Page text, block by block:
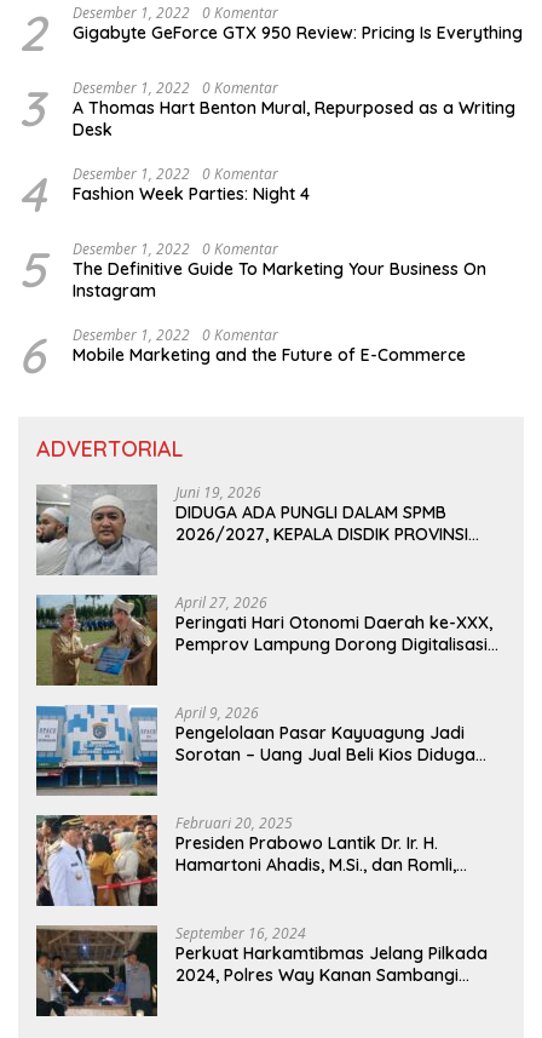
2 Desember 1, 2022 0 Komentar
Gigabyte GeForce GTX 950 Review: Pricing Is Everything
3 Desember 1, 2022 0 Komentar
A Thomas Hart Benton Mural, Repurposed as a Writing
Desk
4 Desember 1, 2022 0 Komentar
Fashion Week Parties: Night 4
5 Desember 1, 2022 0 Komentar
The Definitive Guide To Marketing Your Business On
Instagram
6 Desember 1, 2022 0 Komentar
Mobile Marketing and the Future of E-Commerce
ADVERTORIAL
Juni 19, 2026
DIDUGA ADA PUNGLI DALAM SPMB
2026/2027, KEPALA DISDIK PROVINSI
April 27, 2026
Peringati Hari Otonomi Daerah ke-XXX,
Pemprov Lampung Dorong Digitalisasi
April 9, 2026
Pengelolaan Pasar Kayuagung Jadi
Sorotan – Uang Jual Beli Kios Diduga
Februari 20, 2025
Presiden Prabowo Lantik Dr. Ir. H.
Hamartoni Ahadis, M.Si., dan Romli,
2025-2030 Di Istana Negara
September 16, 2024
Perkuat Harkamtibmas Jelang Pilkada
2024, Polres Way Kanan Sambangi